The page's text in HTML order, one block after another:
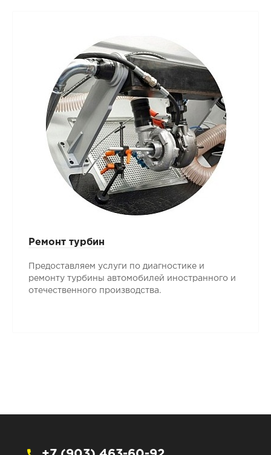
Ремонт турбин
Предоставляем услуги по диагностике и
ремонту турбины автомобилей иностранного и
отечественного производства.